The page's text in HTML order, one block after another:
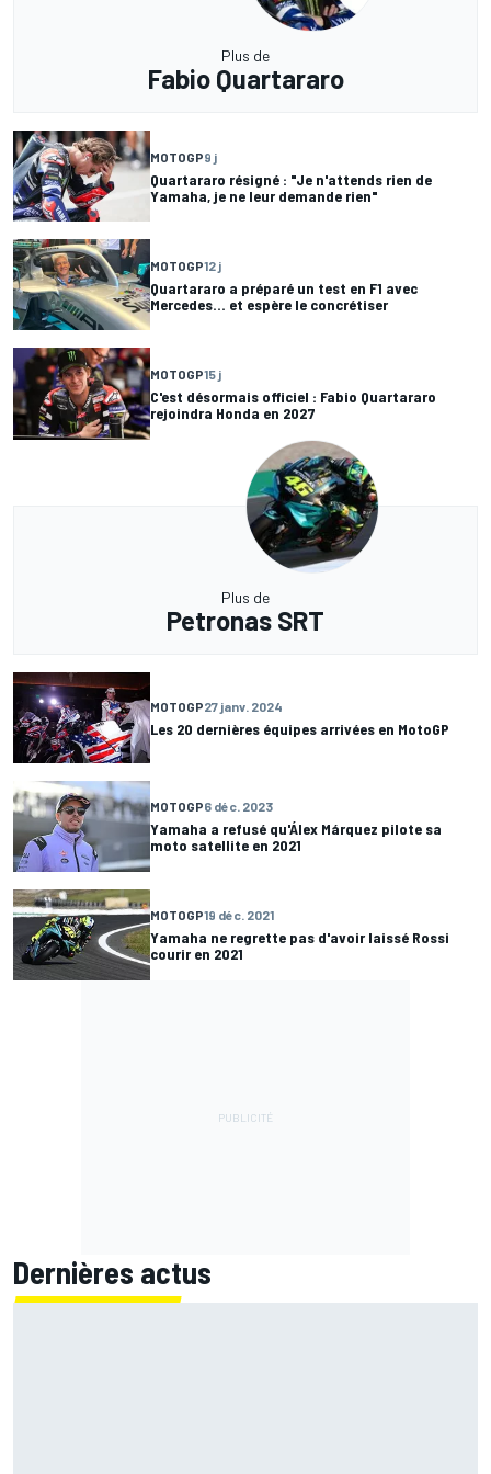
Plus de
Fabio Quartararo
MOTOGP9 j
Quartararo résigné : "Je n'attends rien de
Yamaha, je ne leur demande rien"
MOTOGP12 j
Quartararo a préparé un test en F1 avec
Mercedes... et espère le concrétiser
MOTOGP15 j
C'est désormais officiel : Fabio Quartararo
rejoindra Honda en 2027
Plus de
Petronas SRT
MOTOGP27 janv. 2024
Les 20 dernières équipes arrivées en MotoGP
MOTOGP6 déc. 2023
Yamaha a refusé qu'Álex Márquez pilote sa
moto satellite en 2021
MOTOGP19 déc. 2021
Yamaha ne regrette pas d'avoir laissé Rossi
courir en 2021
Dernières actus